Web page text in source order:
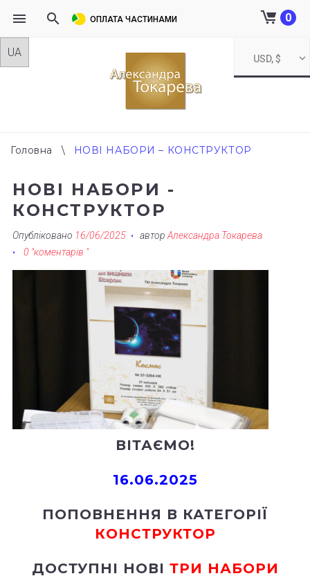
Skip
USD, $
0
ОПЛАТА ЧАСТИНАМИ
Головна \ НОВІ НАБОРИ – КОНСТРУКТОР
НОВІ НАБОРИ -
КОНСТРУКТОР
Опубліковано 16/06/2025 автор Александра Токарева
0 "коментарів "
ВІТАЄМО!
16.06.2025
ПОПОВНЕННЯ В КАТЕГОРІЇ
КОНСТРУКТОР
ДОСТУПНІ НОВІ ТРИ НАБОРИ